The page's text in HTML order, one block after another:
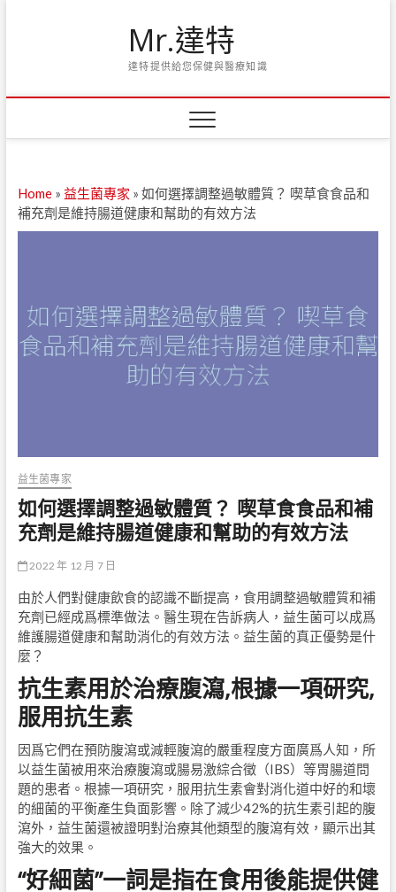
Mr.達特
達特提供給您保健與醫療知識
Home» 益生菌專家 » 如何選擇調整過敏體質？ 喫草食食品和
補充劑是維持腸道健康和幫助的有效方法
益生菌專家
如何選擇調整過敏體質？ 喫草食食品和補
充劑是維持腸道健康和幫助的有效方法
2022 年 12 月 7 日
由於人們對健康飲食的認識不斷提高，食用調整過敏體質和補
充劑已經成爲標準做法。醫生現在告訴病人，益生菌可以成爲
維護腸道健康和幫助消化的有效方法。益生菌的真正優勢是什
麼？
抗生素用於治療腹瀉,根據一項研究,
服用抗生素
因爲它們在預防腹瀉或減輕腹瀉的嚴重程度方面廣爲人知，所
以益生菌被用來治療腹瀉或腸易激綜合徵（IBS）等胃腸道問
題的患者。根據一項研究，服用抗生素會對消化道中好的和壞
的細菌的平衡產生負面影響。除了減少42%的抗生素引起的腹
瀉外，益生菌還被證明對治療其他類型的腹瀉有效，顯示出其
強大的效果。
“好細菌”一詞是指在食用後能提供健